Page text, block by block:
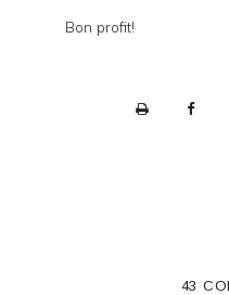
Bon profit!
43